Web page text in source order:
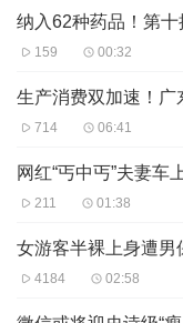
159 00:32
生产消费双加速！
714 06:41
211 01:38
女游客半裸上身遭男
4184 02:58